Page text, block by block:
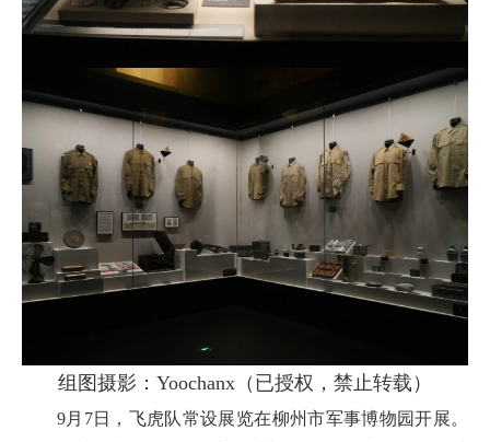
组图摄影：Yoochanx（已授权，禁止转载）
9月7日，飞虎队常设展览在柳州市军事博物园开展。